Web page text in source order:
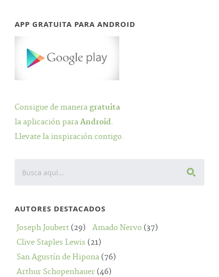
APP GRATUITA PARA ANDROID
Consigue de manera gratuita
la aplicación para Android.
Llevate la inspiración contigo.
AUTORES DESTACADOS
Joseph Joubert (29) Amado Nervo (37)
Clive Staples Lewis (21)
San Agustín de Hipona (76)
Arthur Schopenhauer (46)